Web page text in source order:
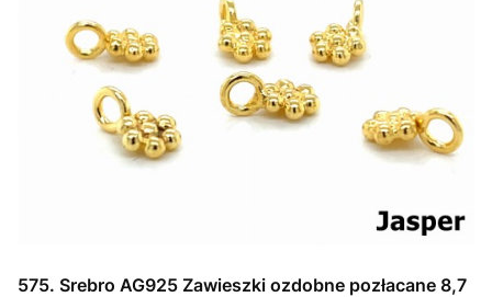
575. Srebro AG925 Zawieszki ozdobne pozłacane 8,7